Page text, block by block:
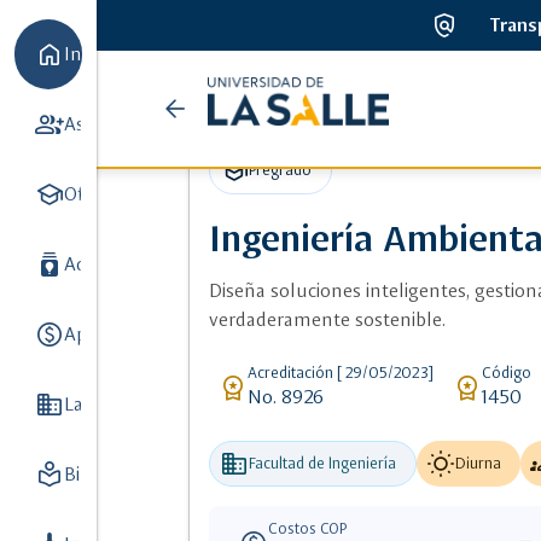
policy
arrow_back
Universidad
de
la
Salle
home Inicio
group_addAspirantes
schoolOferta académica
batch_prediction Admisiones y Registro
paidApoyo Financiero
DomainLa Universidad
local_library Biblioteca
ads_click Detalle de Ingeniería Ambiental y Sanitaria
schoolPregrado
Ingeniería
Diseña soluciones inteligentes,
verdaderamente sostenible.
workspace_premium Acreditación [ 29/05/2023]
No. 8926 workspace_premiumCódigo
1450
businessFacultad de Ingeniería wb_sunnyDiurna
Costos COP